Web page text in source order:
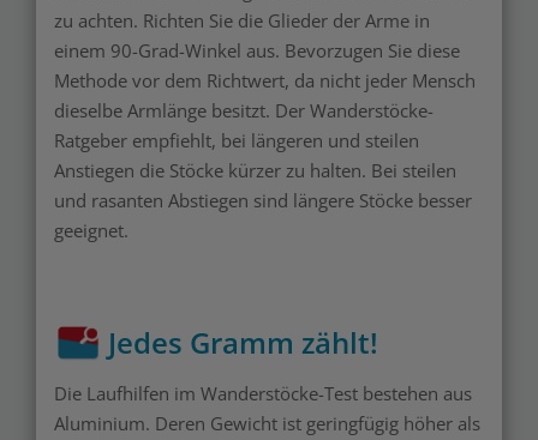
zu achten. Richten Sie die Glieder der Arme in
einem 90-Grad-Winkel aus. Bevorzugen Sie diese
Methode vor dem Richtwert, da nicht jeder Mensch
dieselbe Armlänge besitzt. Der Wanderstöcke-
Ratgeber empfiehlt, bei längeren und steilen
Anstiegen die Stöcke kürzer zu halten. Bei steilen
und rasanten Abstiegen sind längere Stöcke besser
geeignet.
Jedes Gramm zählt!
Die Laufhilfen im Wanderstöcke-Test bestehen aus
Aluminium. Deren Gewicht ist geringfügig höher als